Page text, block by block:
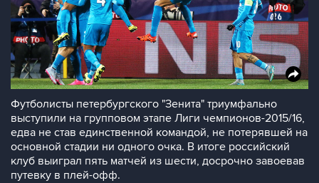
Футболисты петербургского "Зенита" триумфально
выступили на групповом этапе Лиги чемпионов-2015/16,
едва не став единственной командой, не потерявшей на
основной стадии ни одного очка. В итоге российский
клуб выиграл пять матчей из шести, досрочно завоевав
путевку в плей-офф.